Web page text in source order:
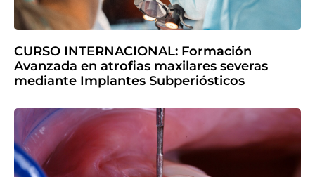
CURSO INTERNACIONAL: Formación
Avanzada en atrofias maxilares severas
mediante Implantes Subperiósticos